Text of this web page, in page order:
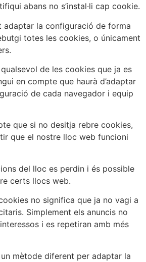
abans no s’instal·li cap cookie.
adaptar la configuració de forma
totes les cookies, o únicament
de les cookies que ja es
en compte que haurà d’adaptar
de cada navegador i equip
que si no desitja rebre cookies,
que el nostre lloc web funcioni
del lloc es perdin i és possible
certs llocs web.
no significa que ja no vagi a
Simplement els anuncis no
interessos i es repetiran amb més
mètode diferent per adaptar la